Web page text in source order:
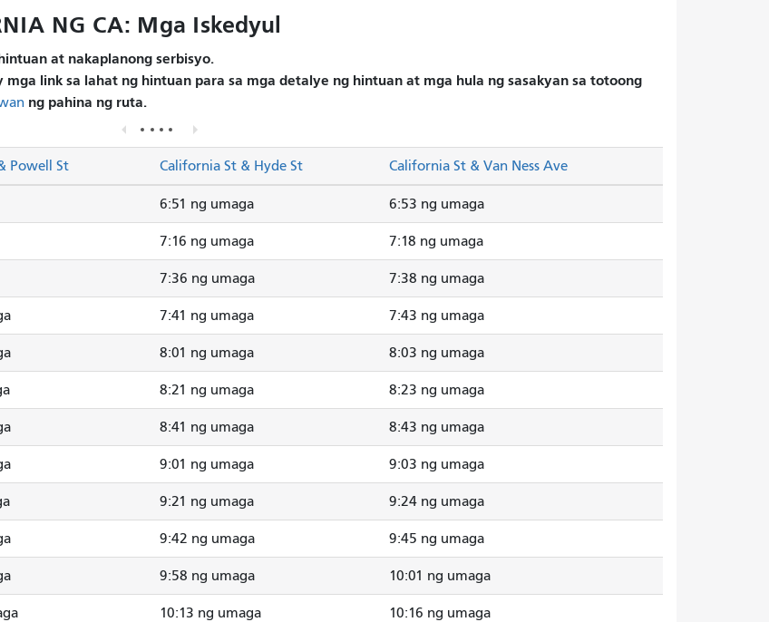
NG CA: Mga Iskedyul
at nakaplanong serbisyo.
link sa lahat ng hintuan para sa mga detalye ng hintuan at mga hula ng sasakyan sa totoong
ng pahina ng ruta.
Powell St California St & Hyde St California St & Van Ness Ave
6:51 ng umaga 6:53 ng umaga
7:16 ng umaga 7:18 ng umaga
7:36 ng umaga 7:38 ng umaga
7:41 ng umaga 7:43 ng umaga
8:01 ng umaga 8:03 ng umaga
8:21 ng umaga 8:23 ng umaga
8:41 ng umaga 8:43 ng umaga
9:01 ng umaga 9:03 ng umaga
9:21 ng umaga 9:24 ng umaga
9:42 ng umaga 9:45 ng umaga
9:58 ng umaga 10:01 ng umaga
10:13 ng umaga 10:16 ng umaga